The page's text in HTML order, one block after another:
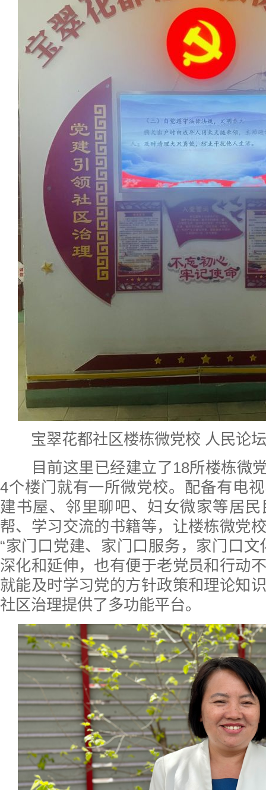
宝翠花都社区楼栋微党校 人民论
目前这里已经建立了18所楼栋微
4个楼门就有一所微党校。配备有电
建书屋、邻里聊吧、妇女微家等居
帮、学习交流的书籍等，让楼栋微党
“家门口党建、家门口服务，家门口文
深化和延伸，也有便于老党员和行动
就能及时学习党的方针政策和理论知
社区治理提供了多功能平台。